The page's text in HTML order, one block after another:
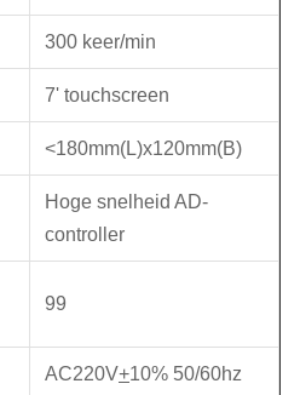
300 keer/min
7' touchscreen
<180mm(L)x120mm(B)
Hoge snelheid AD-
controller
99
AC220V+10% 50/60hz